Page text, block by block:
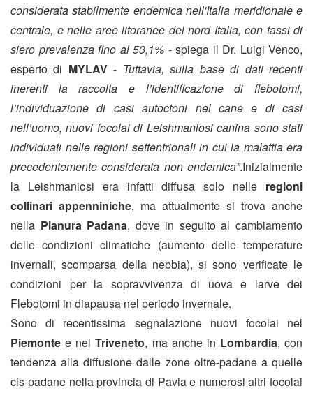
considerata stabilmente endemica nell'Italia meridionale e
centrale, e nelle aree litoranee del nord Italia, con tassi di
siero prevalenza fino al 53,1% - spiega il Dr. Luigi Venco,
esperto di MYLAV- Tuttavia, sulla base di dati recenti
inerenti la raccolta e l’identificazione di flebotomi,
l’individuazione di casi autoctoni nel cane e di casi
nell’uomo, nuovi focolai di Leishmaniosi canina sono stati
individuati nelle regioni settentrionali in cui la malattia era
precedentemente considerata non endemica”.Inizialmente
la Leishmaniosi era infatti diffusa solo nelle regioni
collinari appenniniche, ma attualmente si trova anche
nella Pianura Padana, dove in seguito al cambiamento
delle condizioni climatiche (aumento delle temperature
invernali, scomparsa della nebbia), si sono verificate le
condizioni per la sopravvivenza di uova e larve dei
Flebotomi in diapausa nel periodo invernale.
Sono di recentissima segnalazione nuovi focolai nel
Piemonte e nelTriveneto, ma anche in Lombardia, con
tendenza alla diffusione dalle zone oltre-padane a quelle
cis-padane nella provincia di Pavia e numerosi altri focolai